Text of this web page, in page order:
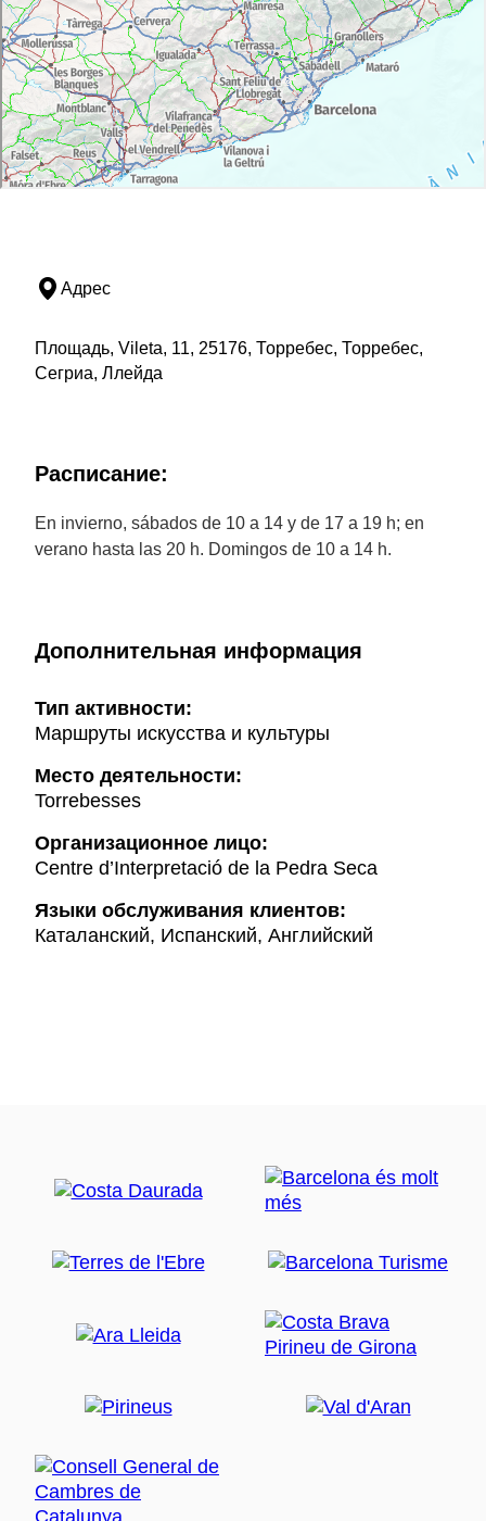
Адрес
Площадь, Vileta, 11, 25176, Торребес, Торребес,
Сегриа, Ллейда
Расписание:
En invierno, sábados de 10 a 14 y de 17 a 19 h; en
verano hasta las 20 h. Domingos de 10 a 14 h.
Дополнительная информация
Тип активности:
Маршруты искусства и культуры
Mесто деятельности:
Torrebesses
Организационное лицо:
Centre d’Interpretació de la Pedra Seca
Языки обслуживания клиентов:
Каталанский, Испанский, Английский